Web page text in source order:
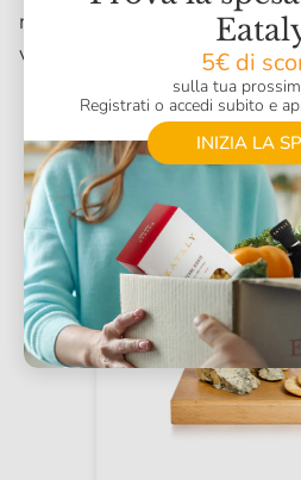
ne abbiamo tantissimi e da
vedrai
quante idee ti
Ecco alcuni
perfetti per
5€ di
sulla tua
Registrati o accedi subito e
INIZIA LA